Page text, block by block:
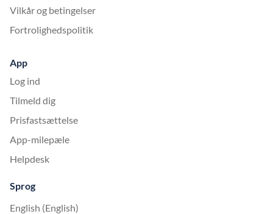
Vilkår og betingelser
Fortrolighedspolitik
App
Log ind
Tilmeld dig
Prisfastsættelse
App-milepæle
Helpdesk
Sprog
English (English)